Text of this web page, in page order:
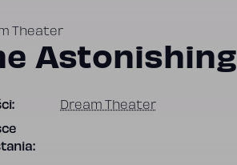
Theater
Astonishing
Dream Theater